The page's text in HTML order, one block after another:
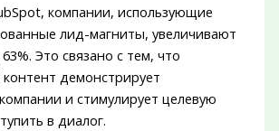
компании, использующие
лид-магниты, увеличивают
Это связано с тем, что
демонстрирует
и стимулирует целевую
в диалог.